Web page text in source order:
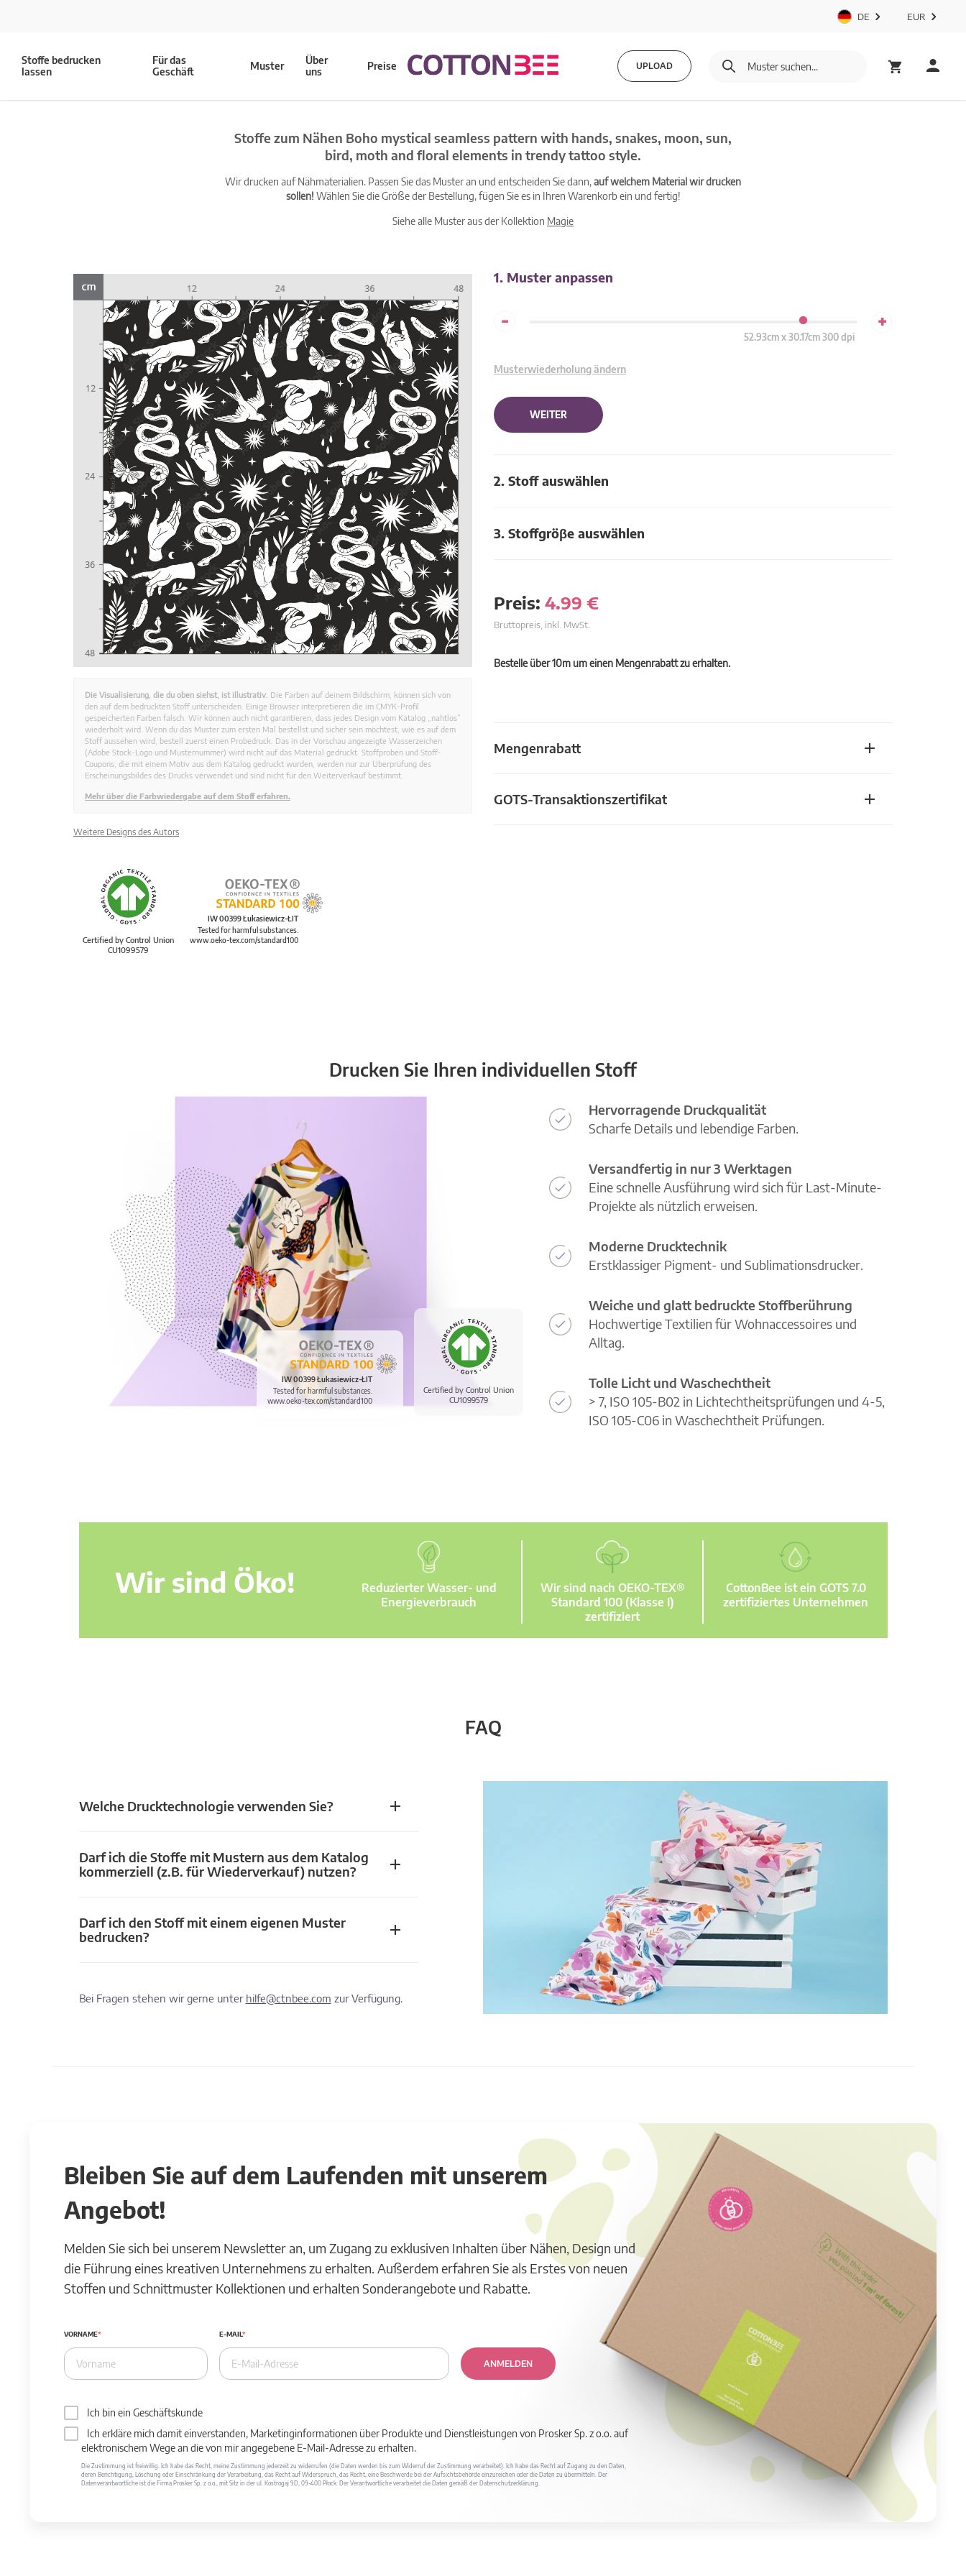
DE EUR
Stoffe bedrucken
lassen
Für das
Geschäft
Muster
Über
uns
Preise UPLOAD
Stoffe zum Nähen Boho mystical seamless pattern with hands, snakes, moon, sun,
bird, moth and floral elements in trendy tattoo style.
Wir drucken auf Nähmaterialien. Passen Sie das Muster an und entscheiden Sie dann,auf welchem Material wir drucken
sollen! Wählen Sie die Größe der Bestellung, fügen Sie es in Ihren Warenkorb ein und fertig!
Siehe alle Muster aus der Kollektion Magie
1. Muster anpassen
-
52.93cm x 30.17cm 300 dpi
+
Musterwiederholung ändern
WEITER
2. Stoff auswählen
3. Stoffgröβe auswählen
Preis: 4.99 €
Bruttopreis, inkl. MwSt.
Bestelle über 10m um einen Mengenrabatt zu erhalten.
Mengenrabatt
GOTS-Transaktionszertifikat
Die Visualisierung, die du oben siehst, ist illustrativ. Die Farben auf deinem Bildschirm, können sich von
den auf dem bedruckten Stoff unterscheiden. Einige Browser interpretieren die im CMYK-Profil
gespeicherten Farben falsch. Wir können auch nicht garantieren, dass jedes Design vom Katalog „nahtlos”
wiederholt wird. Wenn du das Muster zum ersten Mal bestellst und sicher sein möchtest, wie es auf dem
Stoff aussehen wird, bestell zuerst einen Probedruck. Das in der Vorschau angezeigte Wasserzeichen
(Adobe Stock-Logo und Musternummer) wird nicht auf das Material gedruckt. Stoffproben und Stoff-
Coupons, die mit einem Motiv aus dem Katalog gedruckt wurden, werden nur zur Überprüfung des
Erscheinungsbildes des Drucks verwendet und sind nicht für den Weiterverkauf bestimmt.
Mehr über die Farbwiedergabe auf dem Stoff erfahren.
Weitere Designs des Autors
Certified by Control Union
CU1099579
IW 00399 Łukasiewicz-ŁIT
Tested for harmful substances.
www.oeko-tex.com/standard100
Drucken Sie Ihren individuellen Stoff
Certified by Control Union
CU1099579
IW 00399 Łukasiewicz-ŁIT
Tested for harmful substances.
www.oeko-tex.com/standard100
Hervorragende Druckqualität
Scharfe Details und lebendige Farben.
Versandfertig in nur 3 Werktagen
Eine schnelle Ausführung wird sich für Last-Minute-
Projekte als nützlich erweisen.
Moderne Drucktechnik
Erstklassiger Pigment- und Sublimationsdrucker.
Weiche und glatt bedruckte Stoffberührung
Hochwertige Textilien für Wohnaccessoires und
Alltag.
Tolle Licht und Waschechtheit
> 7, ISO 105-B02 in Lichtechtheitsprüfungen und 4-5,
ISO 105-C06 in Waschechtheit Prüfungen.
Wir sind Öko!
Reduzierter Wasser- und
Energieverbrauch
Wir sind nach OEKO-TEX®
Standard 100 (Klasse I)
zertifiziert
CottonBee ist ein GOTS 7.0
zertifiziertes Unternehmen
FAQ
Welche Drucktechnologie verwenden Sie?
Darf ich die Stoffe mit Mustern aus dem Katalog
kommerziell (z.B. für Wiederverkauf) nutzen?
Darf ich den Stoff mit einem eigenen Muster
bedrucken?
Bei Fragen stehen wir gerne unter hilfe@ctnbee.com zur Verfügung.
Bleiben Sie auf dem Laufenden mit unserem
Angebot!
Melden Sie sich bei unserem Newsletter an, um Zugang zu exklusiven Inhalten über Nähen, Design und
die Führung eines kreativen Unternehmens zu erhalten. Außerdem erfahren Sie als Erstes von neuen
Stoffen und Schnittmuster Kollektionen und erhalten Sonderangebote und Rabatte.
VORNAME E-MAIL
ANMELDEN
Ich bin ein Geschäftskunde
Ich erkläre mich damit einverstanden, Marketinginformationen über Produkte und Dienstleistungen von Prosker Sp. z o.o. auf
elektronischem Wege an die von mir angegebene E-Mail-Adresse zu erhalten.
Die Zustimmung ist freiwillig. Ich habe das Recht, meine Zustimmung jederzeit zu widerrufen (die Daten werden bis zum Widerruf der Zustimmung verarbeitet). Ich habe das Recht auf Zugang zu den Daten,
deren Berichtigung, Löschung oder Einschränkung der Verarbeitung, das Recht auf Widerspruch, das Recht, eine Beschwerde bei der Aufsichtsbehörde einzureichen oder die Daten zu übermitteln. Der
Datenverantwortliche ist die Firma Prosker Sp. z o.o., mit Sitz in der ul. Kostrogaj 9D, 09-400 Płock. Der Verantwortliche verarbeitet die Daten gemäß der Datenschutzerklärung.